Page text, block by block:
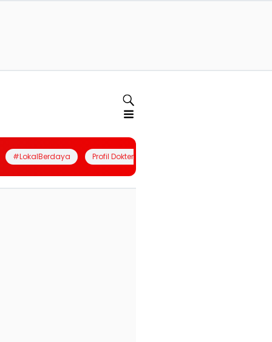
#LokalBerdaya Profil Dokter